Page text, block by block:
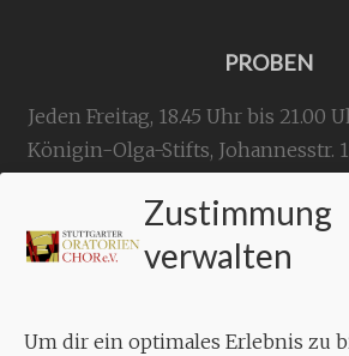
Zustimmung
verwalten
Um dir ein optimales Erlebnis zu
PROBEN
Jeden Freitag, 18.45 Uhr bis 21.00
Königin-Olga-Stifts, Johannesstr.
KONTAKT
Geschäftsstelle:
Aixheimer Str. 18